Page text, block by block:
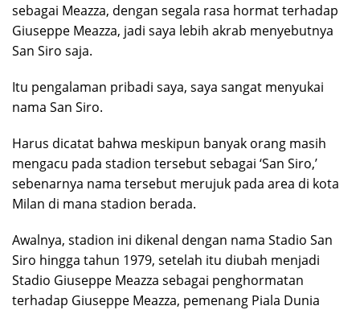
sebagai Meazza, dengan segala rasa hormat terhadap
Giuseppe Meazza, jadi saya lebih akrab menyebutnya
San Siro saja.
Itu pengalaman pribadi saya, saya sangat menyukai
nama San Siro.
Harus dicatat bahwa meskipun banyak orang masih
mengacu pada stadion tersebut sebagai ‘San Siro,’
sebenarnya nama tersebut merujuk pada area di kota
Milan di mana stadion berada.
Awalnya, stadion ini dikenal dengan nama Stadio San
Siro hingga tahun 1979, setelah itu diubah menjadi
Stadio Giuseppe Meazza sebagai penghormatan
terhadap Giuseppe Meazza, pemenang Piala Dunia